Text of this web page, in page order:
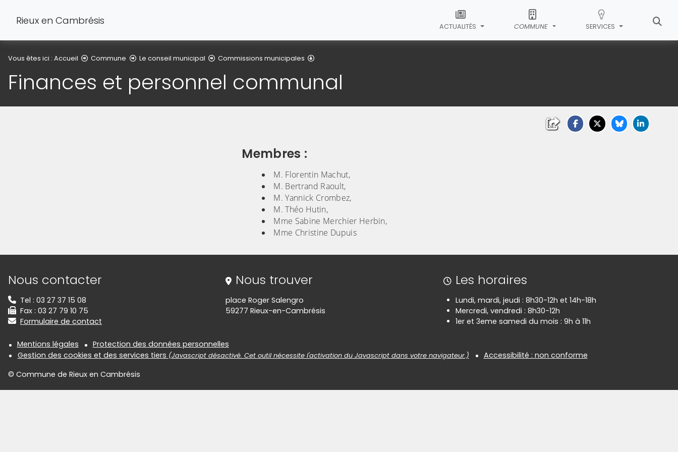
Rieux en Cambrésis ACTUALITÉS COMMUNE SERVICES
Vous êtes ici : Accueil Commune Le conseil municipal Commissions municipales
Finances et personnel communal
Membres :
M. Florentin Machut,
M. Bertrand Raoult,
M. Yannick Crombez,
M. Théo Hutin,
Mme Sabine Merchier Herbin,
Mme Christine Dupuis
Informations de contact
Nous contacter
Tel : 03 27 37 15 08
Fax : 03 27 79 10 75
Formulaire de contact
Nous trouver
place Roger Salengro
59277 Rieux-en-Cambrésis
Les horaires
Lundi, mardi, jeudi : 8h30-12h et 14h-18h
Mercredi, vendredi : 8h30-12h
1er et 3eme samedi du mois : 9h à 11h
Informations réglementaires
Mentions légales
Protection des données personnelles
Gestion des cookies et des services tiers (Javascript désactivé. Cet outil nécessite l'activation du Javascript dans votre navigateur.)
Accessibilité : non conforme
© Commune de Rieux en Cambrésis